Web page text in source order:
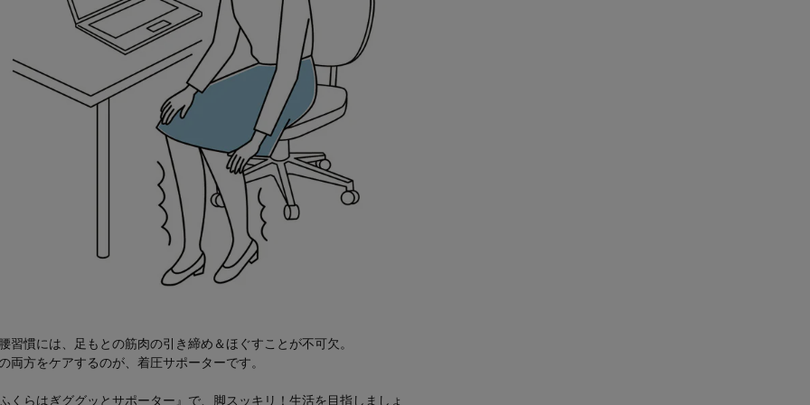
習慣には、足もとの筋肉の引き締め＆ほぐすことが不可欠。
両方をケアするのが、着圧サポーターです。
くらはぎググッとサポーター』で、脚スッキリ！生活を目指しましょ